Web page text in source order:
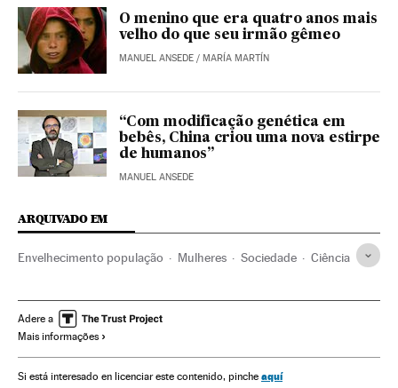
O menino que era quatro anos mais
velho do que seu irmão gêmeo
MANUEL ANSEDE / MARÍA MARTÍN
“Com modificação genética em
bebês, China criou uma nova estirpe
de humanos”
MANUEL ANSEDE
ARQUIVADO EM
Envelhecimento população Mulheres Sociedade Ciência
Adere a
Mais informações
Si está interesado en licenciar este contenido, pinche aquí